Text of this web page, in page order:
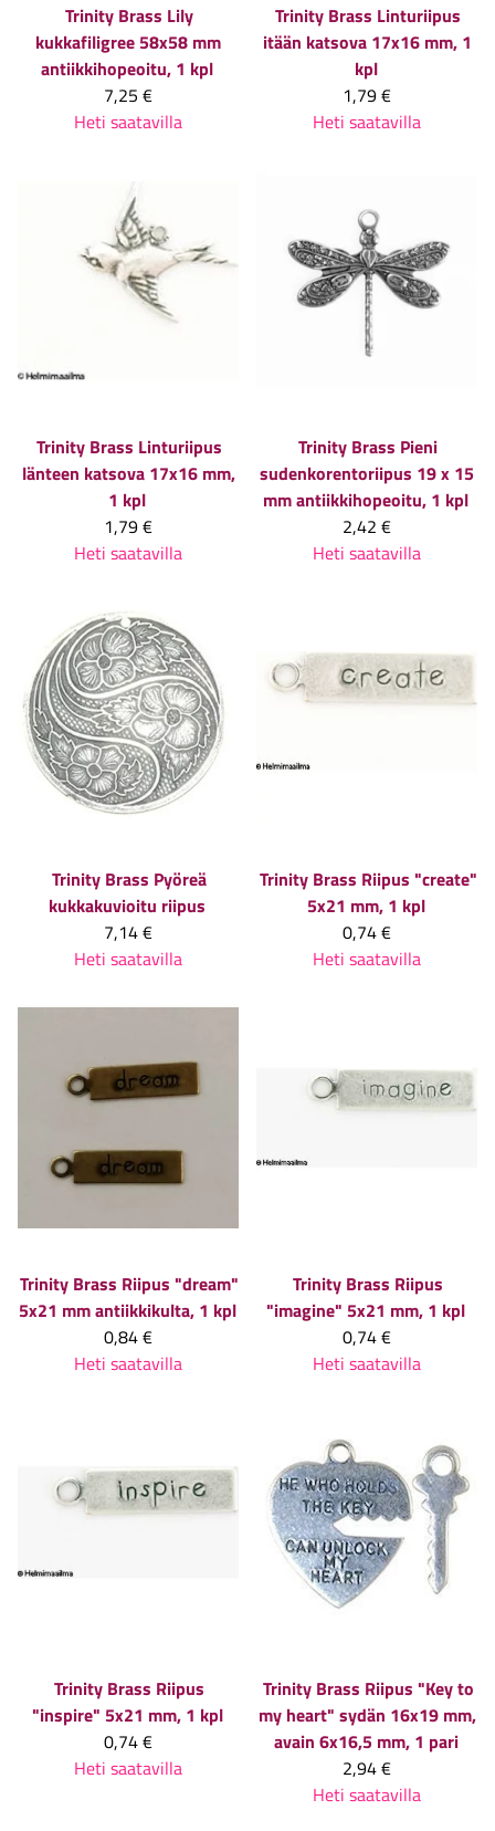
Trinity Brass Lily
kukkafiligree 58x58 mm
antiikkihopeoitu, 1 kpl
7,25 €
Heti saatavilla
Trinity Brass Linturiipus
itään katsova 17x16 mm, 1
kpl
1,79 €
Heti saatavilla
Trinity Brass Linturiipus
länteen katsova 17x16 mm,
1 kpl
1,79 €
Heti saatavilla
Trinity Brass Pieni
sudenkorentoriipus 19 x 15
mm antiikkihopeoitu, 1 kpl
2,42 €
Heti saatavilla
Trinity Brass Pyöreä
kukkakuvioitu riipus
7,14 €
Heti saatavilla
Trinity Brass Riipus "create"
5x21 mm, 1 kpl
0,74 €
Heti saatavilla
Trinity Brass Riipus "dream"
5x21 mm antiikkikulta, 1 kpl
0,84 €
Heti saatavilla
Trinity Brass Riipus
"imagine" 5x21 mm, 1 kpl
0,74 €
Heti saatavilla
Trinity Brass Riipus
"inspire" 5x21 mm, 1 kpl
0,74 €
Heti saatavilla
Trinity Brass Riipus "Key to
my heart" sydän 16x19 mm,
avain 6x16,5 mm, 1 pari
2,94 €
Heti saatavilla